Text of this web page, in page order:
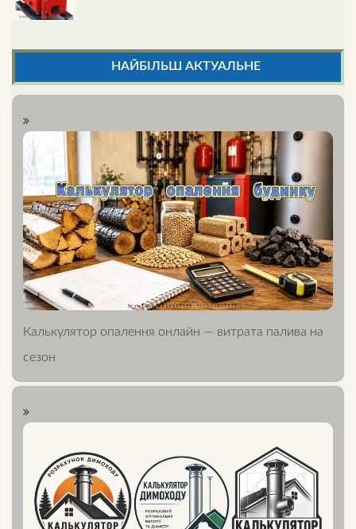
НАЙБІЛЬШ АКТУАЛЬНЕ
Калькулятор опалення онлайн — витрата палива на
сезон